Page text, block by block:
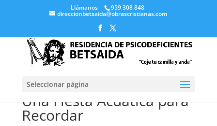
Llámanos 959 308 848
direccionbetsaida@obrascristianas.com
Seleccionar página
Una Fiesta Acuática para
Recordar